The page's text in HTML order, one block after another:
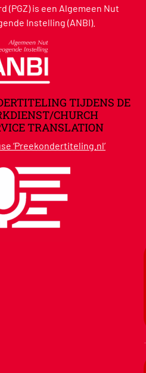
(PGZ) is een Algemeen Nut
Instelling (ANBI).
TIJDENS DE
CHURCH
TRANSLATION
‘Preekondertiteling.nl’